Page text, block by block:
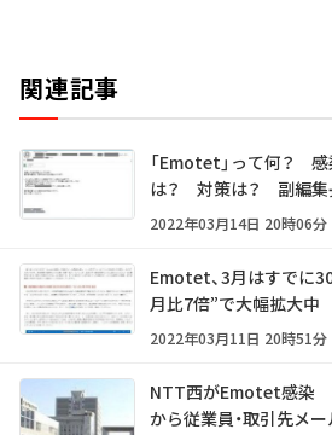
関連記事
「Emotet」って何？
は？ 対策は？ 副編集
2022年03月14日 20時06分
Emotet、3月はすでに
月比7倍”で大幅拡大
2022年03月11日 20時51分
NTT西がEmotet感染
から従業員・取引先メ